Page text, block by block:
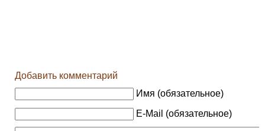
Добавить комментарий
Имя (обязательное)
E-Mail (обязательное)